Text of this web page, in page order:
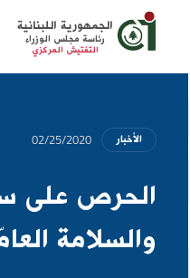
الجمهورية اللبنانية
رئاسة مجلس الوزراء
التفتيش المركزي
الأخبار 02/25/2020
الحرص على
والسلامة